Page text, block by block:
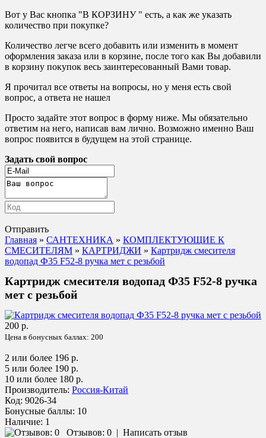
Вот у Вас кнопка "В КОРЗИНУ " есть, а как же указать
количество при покупке?
Количество легче всего добавить или изменить в момент
оформления заказа или в корзине, после того как Вы добавили
в корзину покупок весь заинтересованный Вами товар.
Я прочитал все ответы на вопросы, но у меня есть свой
вопрос, а ответа не нашел
Просто задайте этот вопрос в форму ниже. Мы обязательно
ответим на него, написав вам лично. Возможно именно Ваш
вопрос появится в будущем на этой странице.
Задать свой вопрос
Отправить
Главная » САНТЕХНИКА » КОМПЛЕКТУЮЩИЕ К
СМЕСИТЕЛЯМ » КАРТРИДЖИ » Картридж смесителя
водопад Ф35 F52-8 ручка мет с резьбой
Картридж смесителя водопад Ф35 F52-8 ручка
мет с резьбой
200 р.
Цена в бонусных баллах: 200
2 или более 196 р.
5 или более 190 р.
10 или более 180 р.
Производитель: Россия-Китай
Код: 9026-34
Бонусные баллы: 10
Наличие: 1
Отзывов: 0 | Написать отзыв